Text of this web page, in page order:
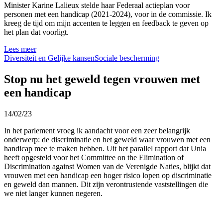
Minister Karine Lalieux stelde haar Federaal actieplan voor
personen met een handicap (2021-2024), voor in de commissie. Ik
kreeg de tijd om mijn accenten te leggen en feedback te geven op
het plan dat voorligt.
Lees meer
Diversiteit en Gelijke kansenSociale bescherming
Stop nu het geweld tegen vrouwen met
een handicap
14/02/23
In het parlement vroeg ik aandacht voor een zeer belangrijk
onderwerp: de discriminatie en het geweld waar vrouwen met een
handicap mee te maken hebben. Uit het parallel rapport dat Unia
heeft opgesteld voor het Committee on the Elimination of
Discrimination against Women van de Verenigde Naties, blijkt dat
vrouwen met een handicap een hoger risico lopen op discriminatie
en geweld dan mannen. Dit zijn verontrustende vaststellingen die
we niet langer kunnen negeren.